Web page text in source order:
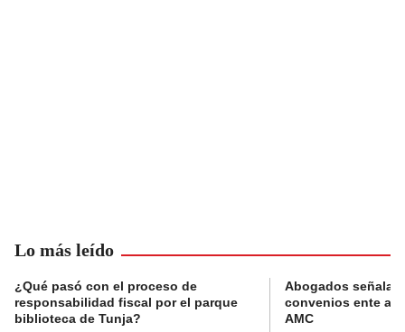
Lo más leído
¿Qué pasó con el proceso de
responsabilidad fiscal por el parque
biblioteca de Tunja?
Abogados
convenios ente
AMC